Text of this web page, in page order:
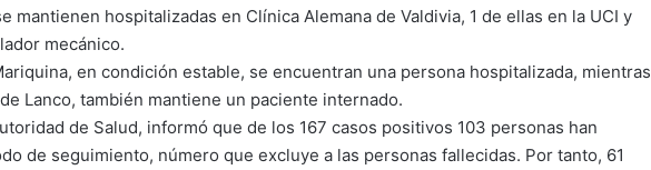
mantienen hospitalizadas en Clínica Alemana de Valdivia, 1 de ellas en la UCI y
mecánico.
en condición estable, se encuentran una persona hospitalizada, mientras
Lanco, también mantiene un paciente internado.
de Salud, informó que de los 167 casos positivos 103 personas han
de seguimiento, número que excluye a las personas fallecidas. Por tanto, 61